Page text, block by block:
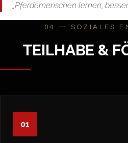
„Pferdemenschen lernen,
04 — SOZIALES
TEILHABE &
01